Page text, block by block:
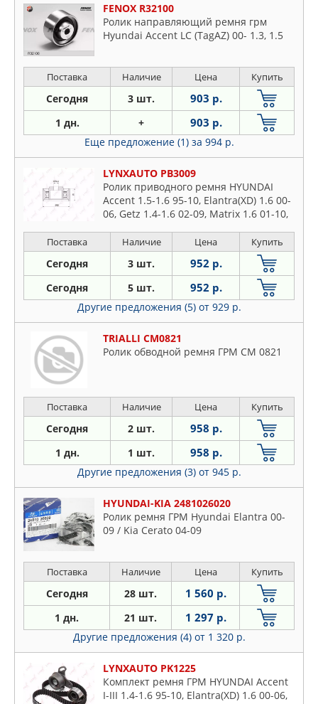
FENOX R32100
Ролик направляющий ремня грм
Hyundai Accent LC (TagAZ) 00- 1.3, 1.5
Поставка Наличие Цена Купить
Сегодня 3 шт. 903 р.
1 дн. + 903 р.
Еще предложение (1) за 994 р.
LYNXAUTO PB3009
Ролик приводного ремня HYUNDAI
Accent 1.5-1.6 95-10, Elantra(XD) 1.6 00-
06, Getz 1.4-1.6 02-09, Matrix 1.6 01-10,
1.4-1.6 05>
Поставка Наличие Цена Купить
Сегодня 3 шт. 952 р.
Сегодня 5 шт. 952 р.
Другие предложения (5) от 929 р.
TRIALLI CM0821
Ролик обводной ремня ГРМ CM 0821
Поставка Наличие Цена Купить
Сегодня 2 шт. 958 р.
1 дн. 1 шт. 958 р.
Другие предложения (3) от 945 р.
HYUNDAI-KIA 2481026020
Ролик ремня ГРМ Hyundai Elantra 00-
09 / Kia Cerato 04-09
Поставка Наличие Цена Купить
Сегодня 28 шт. 1 560 р.
1 дн. 21 шт. 1 297 р.
Другие предложения (4) от 1 320 р.
LYNXAUTO PK1225
Комплект ремня ГРМ HYUNDAI Accent
I-III 1.4-1.6 95-10, Elantra(XD) 1.6 00-06,